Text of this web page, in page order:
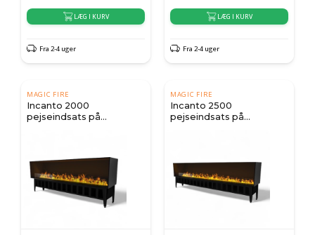
LÆG I KURV
Fra 2-4 uger
LÆG I KURV
Fra 2-4 uger
MAGIC FIRE
Incanto 2000
pejseindsats på
MAGIC FIRE
Incanto 2500
pejseindsats på